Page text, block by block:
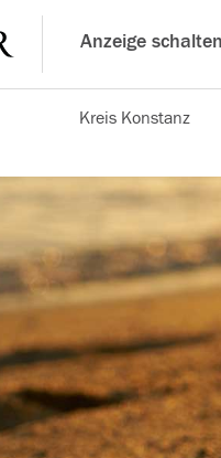
Anzeige schalten
Kreis Konstanz